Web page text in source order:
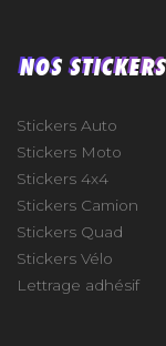
NOS STICKERS
Stickers Auto
Stickers Moto
Stickers 4x4
Stickers Camion
Stickers Quad
Stickers Vélo
Lettrage adhésif